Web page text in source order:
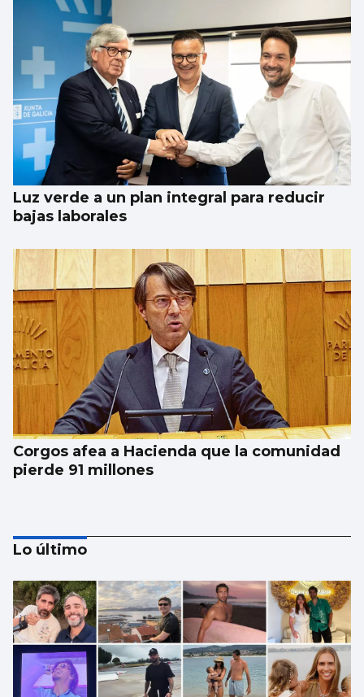
Luz verde a un plan integral para reducir
bajas laborales
Corgos afea a Hacienda que la comunidad
pierde 91 millones
Lo último